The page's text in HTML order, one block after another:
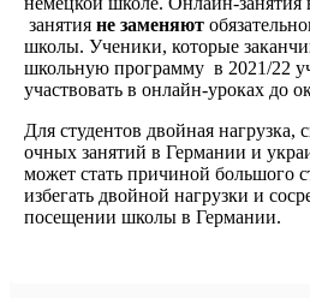
занятия не заменяют
школы. Ученики, которые
школьную программу в 2021/22
участвовать в онлайн-уроках до
Для студентов двойная нагрузка,
очных занятий в Германии и
может стать причиной большого
избегать двойной нагрузки и
посещении школы в Германии.